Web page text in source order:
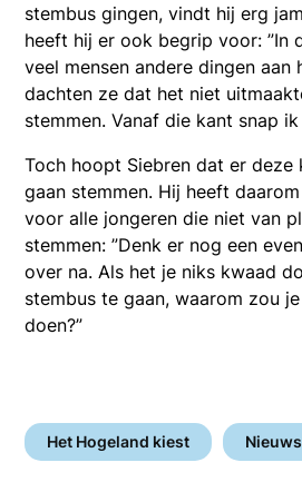
stembus gingen, vindt hij erg
heeft hij er ook begrip voor: ”In
veel mensen andere dingen aan
dachten ze dat het niet
stemmen. Vanaf die kant snap ik
Toch hoopt Siebren dat er deze
gaan stemmen. Hij heeft
voor alle jongeren die niet van
stemmen: ”Denk er nog een
over na. Als het je niks kwaad
stembus te gaan, waarom zou
doen?”
Het Hogeland kiest Nieuws